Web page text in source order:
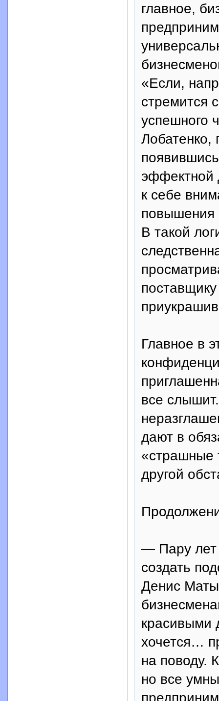
главное,
«Если,
стремится
успешного
эффектной
к себе
повышения
В такой
Главное в
все
дают в
«страшные
другой
— Пару лет
создать
Денис
красивыми
хочется…
на поводу.
но все